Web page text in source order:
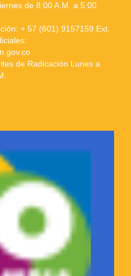
de 8:00 A.M. a 5:00
+ 57 (601) 9157159 Ext.
de Radicación Lunes a